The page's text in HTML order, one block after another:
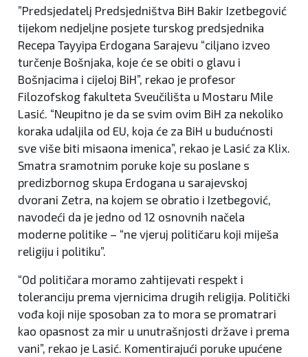
”Predsjedatelj Predsjedništva BiH Bakir Izetbegović
tijekom nedjeljne posjete turskog predsjednika
Recepa Tayyipa Erdogana Sarajevu “ciljano izveo
turčenje Bošnjaka, koje će se obiti o glavu i
Bošnjacima i cijeloj BiH”, rekao je profesor
Filozofskog fakulteta Sveučilišta u Mostaru Mile
Lasić. “Neupitno je da se svim ovim BiH za nekoliko
koraka udaljila od EU, koja će za BiH u budućnosti
sve više biti misaona imenica”, rekao je Lasić za Klix.
Smatra sramotnim poruke koje su poslane s
predizbornog skupa Erdogana u sarajevskoj
dvorani Zetra, na kojem se obratio i Izetbegović,
navodeći da je jedno od 12 osnovnih načela
moderne politike – “ne vjeruj političaru koji miješa
religiju i politiku”.
“Od političara moramo zahtijevati respekt i
toleranciju prema vjernicima drugih religija. Politički
vođa koji nije sposoban za to mora se promatrari
kao opasnost za mir u unutrašnjosti države i prema
vani”, rekao je Lasić. Komentirajući poruke upućene